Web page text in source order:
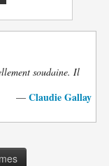
soudaine. Il
— Claudie Gallay